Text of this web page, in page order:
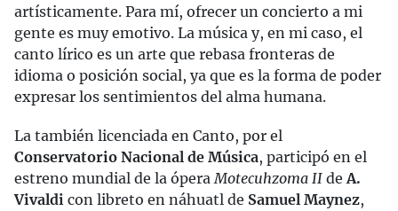
artísticamente. Para mí, ofrecer un concierto a mi
gente es muy emotivo. La música y, en mi caso, el
canto lírico es un arte que rebasa fronteras de
idioma o posición social, ya que es la forma de poder
expresar los sentimientos del alma humana.
La también licenciada en Canto, por el
Conservatorio Nacional de Música, participó en el
estreno mundial de la óperaMotecuhzoma II deA.
Vivaldi con libreto en náhuatl de Samuel Maynez,